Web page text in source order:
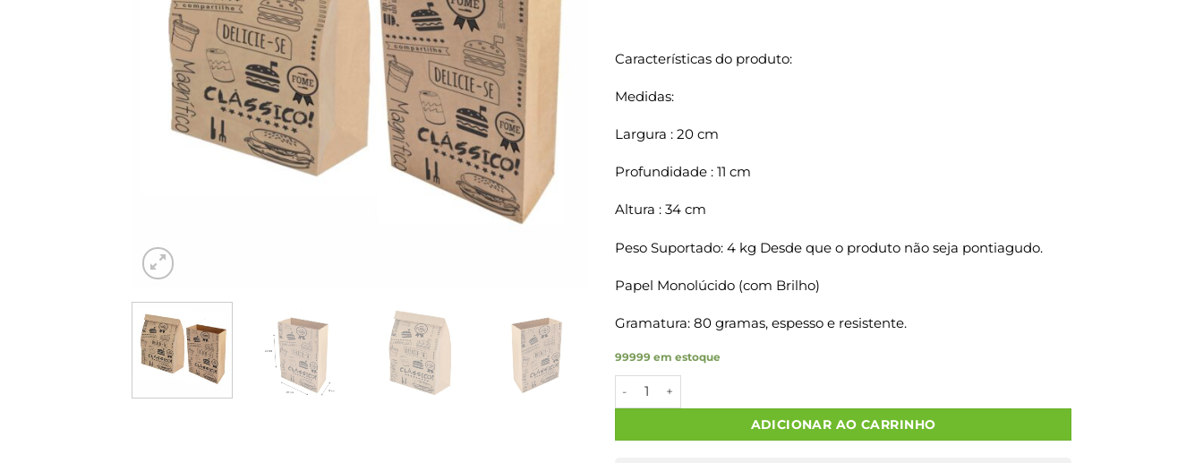
Características do produto:
Medidas:
Largura : 20 cm
Profundidade : 11 cm
Altura : 34 cm
Peso Suportado: 4 kg Desde que o produto não seja pontiagudo.
Papel Monolúcido (com Brilho)
Gramatura: 80 gramas, espesso e resistente.
99999 em estoque
Sacos Papel Kraft CLASSICO P 20X11X31 1000 Un. quantidade
ADICIONAR AO CARRINHO